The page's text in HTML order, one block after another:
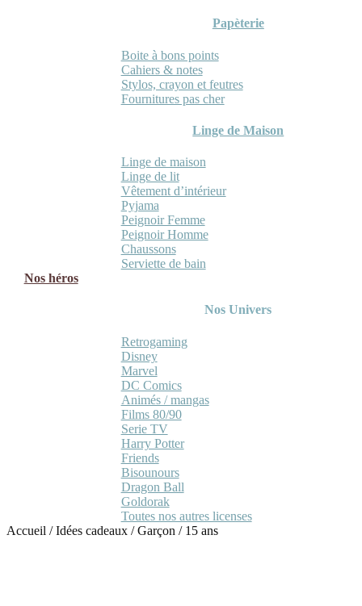
Papèterie
Boite à bons points
Cahiers & notes
Stylos, crayon et feutres
Fournitures pas cher
Linge de Maison
Linge de maison
Linge de lit
Vêtement d’intérieur
Pyjama
Peignoir Femme
Peignoir Homme
Chaussons
Serviette de bain
Nos héros
Nos Univers
Retrogaming
Disney
Marvel
DC Comics
Animés / mangas
Films 80/90
Serie TV
Harry Potter
Friends
Bisounours
Dragon Ball
Goldorak
Toutes nos autres licenses
Accueil /Idées cadeaux /Garçon / 15 ans